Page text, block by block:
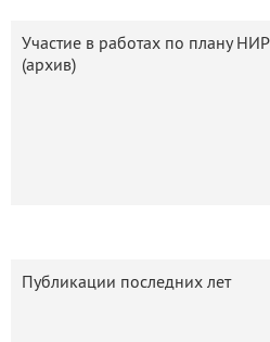
Участие в работах по плану НИР
(архив)
Публикации последних лет